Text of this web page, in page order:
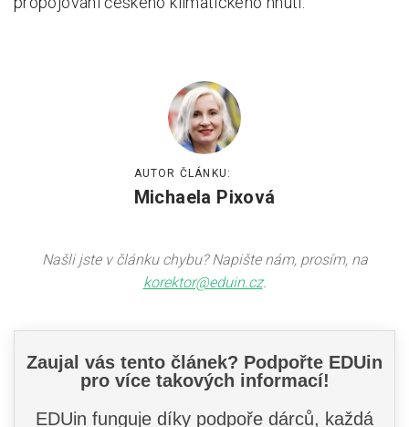
AUTOR ČLÁNKU:
Michaela Pixová
Našli jste v článku chybu? Napište nám, prosím, na
korektor@eduin.cz.